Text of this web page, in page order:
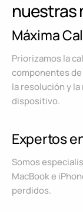
nuestras
Máxima
Priorizamos la
componentes
la resolución y
dispositivo.
Expertos
Somos
MacBook e
perdidos.